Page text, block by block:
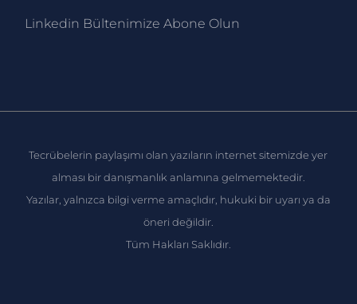
Linkedin Bültenimize Abone Olun
Tecrübelerin paylaşımı olan yazıların internet sitemizde yer
alması bir danışmanlık anlamına gelmemektedir.
Yazılar, yalnızca bilgi verme amaçlıdır, hukuki bir uyarı ya da
öneri değildir.
Tüm Hakları Saklıdır.